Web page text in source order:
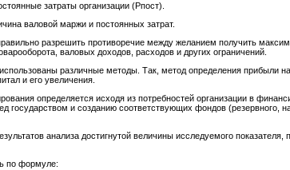
затраты организации (Рпост).
валовой маржи и постоянных затрат.
разрешить противоречие между желанием получить
валовых доходов, расходов и других ограничений.
различные методы. Так, метод определения прибыли
и его увеличения.
определяется исходя из потребностей организации в
государством и созданию соответствующих фондов (резервного,
анализа достигнутой величины исследуемого
по формуле: